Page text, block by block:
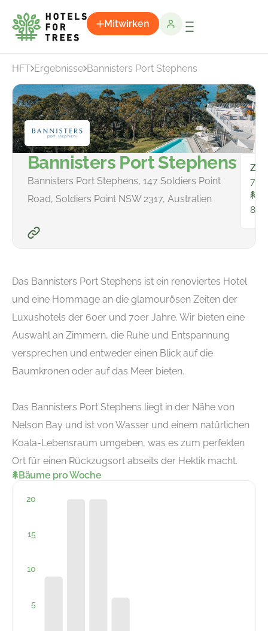
Mitwirken
HFT Ergebnisse Bannisters Port Stephens
Bannisters Port Stephens
Bannisters Port Stephens, 147 Soldiers Point
Road, Soldiers Point NSW 2317, Australien
78
84
Das Bannisters Port Stephens ist ein renoviertes Hotel
und eine Hommage an die glamourösen Zeiten der
Luxushotels der 60er und 70er Jahre. Wir bieten eine
Auswahl an Zimmern, die Ruhe und Entspannung
versprechen und entweder einen Blick auf die
Baumkronen oder auf das Meer bieten.
Das Bannisters Port Stephens liegt in der Nähe von
Nelson Bay und ist von Wasser und einem natürlichen
Koala-Lebensraum umgeben, was es zum perfekten
Ort für einen Rückzugsort abseits der Hektik macht.
Bäume pro Woche